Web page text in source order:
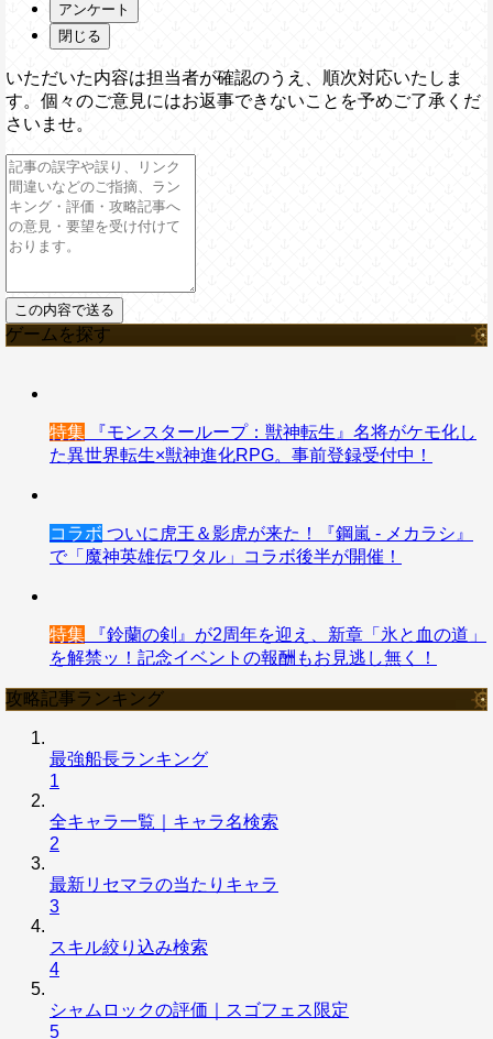
アンケート
閉じる
いただいた内容は担当者が確認のうえ、順次対応いたしま
す。個々のご意見にはお返事できないことを予めご了承くだ
さいませ。
ゲームを探す
特集 『モンスターループ：獣神転生』名将がケモ化し
た異世界転生×獣神進化RPG。事前登録受付中！
コラボ ついに虎王＆影虎が来た！『鋼嵐 - メカラシ』
で「魔神英雄伝ワタル」コラボ後半が開催！
特集 『鈴蘭の剣』が2周年を迎え、新章「氷と血の道」
を解禁ッ！記念イベントの報酬もお見逃し無く！
攻略記事ランキング
最強船長ランキング
1
全キャラ一覧｜キャラ名検索
2
最新リセマラの当たりキャラ
3
スキル絞り込み検索
4
シャムロックの評価｜スゴフェス限定
5